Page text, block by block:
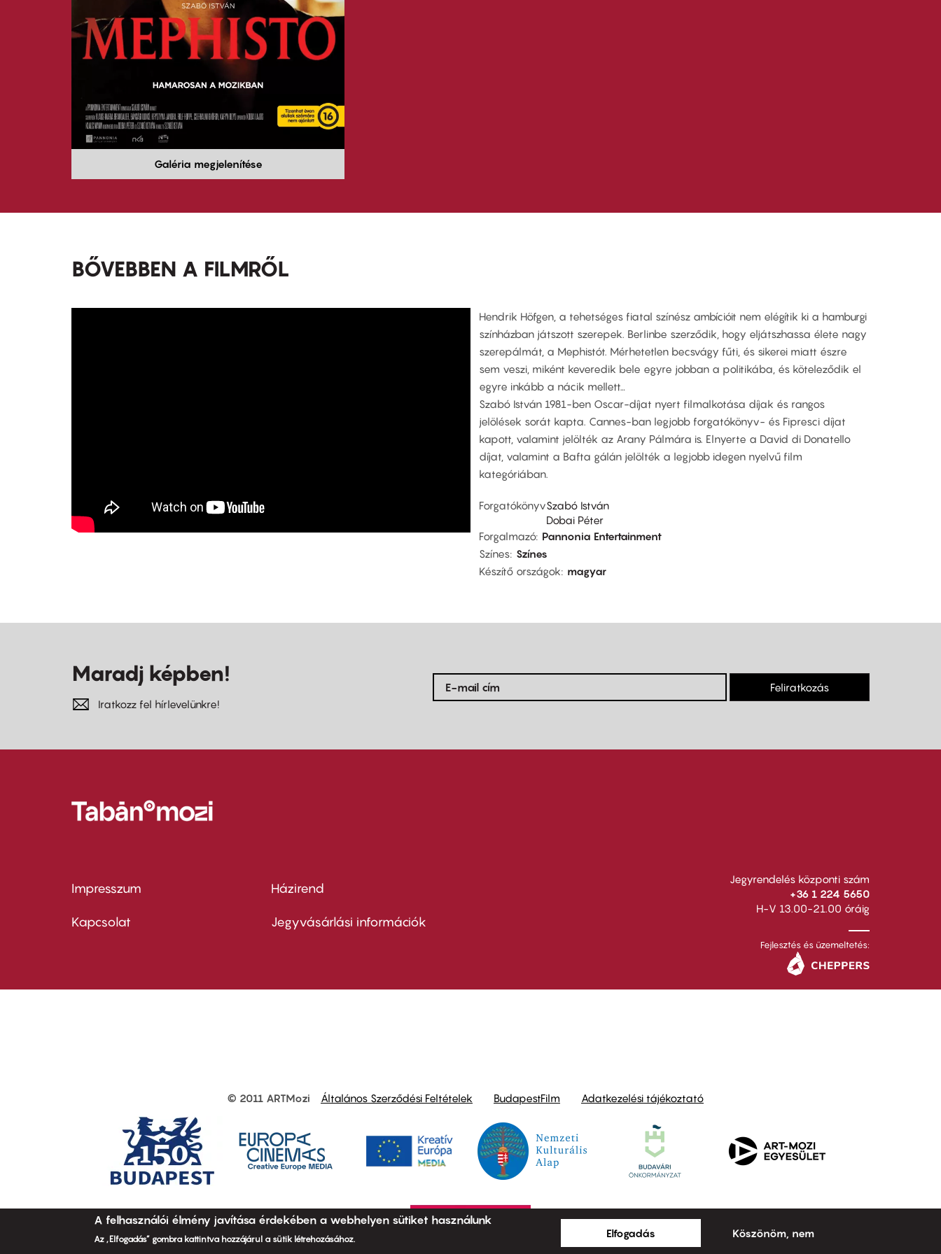
Galéria megjelenítése
BŐVEBBEN A FILMRŐL
Hendrik Höfgen, a tehetséges fiatal színész ambícióit nem elégítik ki a hamburgi
színházban játszott szerepek. Berlinbe szerződik, hogy eljátszhassa élete nagy
szerepálmát, a Mephistót. Mérhetetlen becsvágy fűti, és sikerei miatt észre
sem veszi, miként keveredik bele egyre jobban a politikába, és köteleződik el
egyre inkább a nácik mellett…
Szabó István 1981-ben Oscar-díjat nyert filmalkotása díjak és rangos
jelölések sorát kapta. Cannes-ban legjobb forgatókönyv- és Fipresci díjat
kapott, valamint jelölték az Arany Pálmára is. Elnyerte a David di Donatello
díjat, valamint a Bafta gálán jelölték a legjobb idegen nyelvű film
kategóriában.
ForgatókönyvSzabó István
Dobai Péter
Forgalmazó Pannonia Entertainment
Színes Színes
Készítő országok
magyar
Maradj képben!
Iratkozz fel hírlevelünkre!
Feliratkozás
Footer
menu
Impresszum
Kapcsolat
Footer
menu
Házirend
Jegyvásárlási információk
Jegyrendelés központi szám
+36 1 224 5650
H-V 13.00-21.00 óráig
Fejlesztés és üzemeltetés:
other
© 2011 ARTMozi Általános Szerződési Feltételek BudapestFilm Adatkezelési tájékoztató
A felhasználói élmény javítása érdekében a webhelyen sütiket használunk
Az „Elfogadás” gombra kattintva hozzájárul a sütik létrehozásához. Elfogadás Köszönöm, nem